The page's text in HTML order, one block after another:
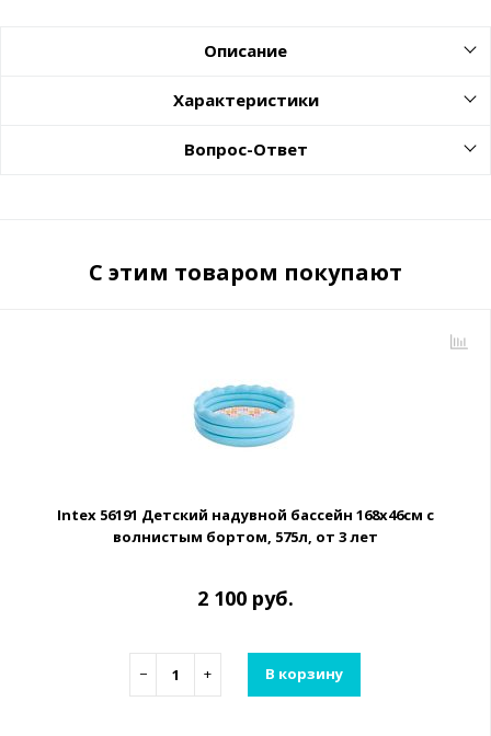
Описание
Характеристики
Вопрос-Ответ
С этим товаром покупают
Intex 56191 Детский надувной бассейн 168х46см с
волнистым бортом, 575л, от 3 лет
2 100 руб.
− + В корзину